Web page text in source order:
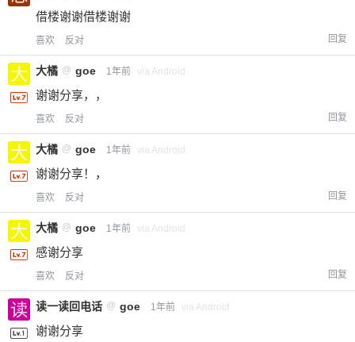
借楼谢谢借楼谢谢
喜欢 反对 回复
大橘 @ goe 1年前 via Android
谢谢分享，，
喜欢 反对 回复
大橘 @ goe 1年前 via Android
谢谢分享！，
喜欢 反对 回复
大橘 @ goe 1年前 via Android
感谢分享
喜欢 反对 回复
读一读回电话 @ goe 1年前 via Android
谢谢分享